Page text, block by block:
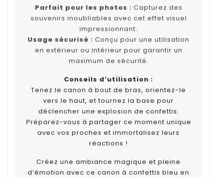
Parfait pour les photos : Capturez des
souvenirs inoubliables avec cet effet visuel
impressionnant.
Usage sécurisé : Conçu pour une utilisation
en extérieur ou intérieur pour garantir un
maximum de sécurité.
Conseils d’utilisation :
Tenez le canon à bout de bras, orientez-le
vers le haut, et tournez la base pour
déclencher une explosion de confettis.
Préparez-vous à partager ce moment unique
avec vos proches et immortalisez leurs
réactions !
Créez une ambiance magique et pleine
d’émotion avec ce canon à confettis bleu en